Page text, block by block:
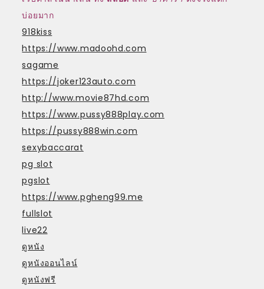
บ่อยมาก
918kiss
https://www.madoohd.com
sagame
https://joker123auto.com
http://www.movie87hd.com
https://www.pussy888play.com
https://pussy888win.com
sexybaccarat
pg slot
pgslot
https://www.pgheng99.me
fullslot
live22
ดูหนัง
ดูหนังออนไลน์
ดูหนังฟรี